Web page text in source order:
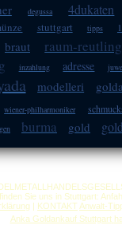
degussa 4dukaten
stuttgart tipps
braut raum-
inzahlung adresse
modelleri
wiener-philharmoniker
burma gold
Sie uns in Stuttgart:
| KONTAKT Anwalt-
Anka Goldankauf Stuttgart